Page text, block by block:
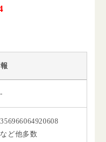
-
356966064920608
など他多数